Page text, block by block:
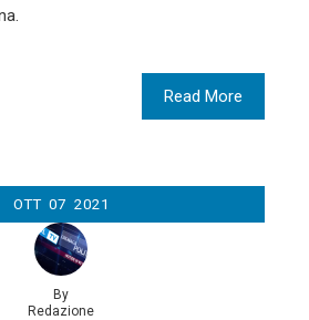
Read More
OTT 07 2021
By
Redazione